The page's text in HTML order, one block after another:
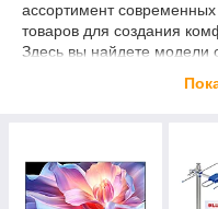
ассортимент
товаров для создания
Здесь вы найдете модели
Smart TV, HDR и Dolby
брендов, как Samsung,
Каждый из них сочетает
насыщенные цвета и